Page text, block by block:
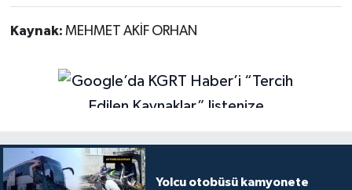
Kaynak: MEHMET AKİF ORHAN
Yolcu otobüsü kamyonete